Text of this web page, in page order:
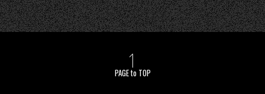
PAGE to TOP